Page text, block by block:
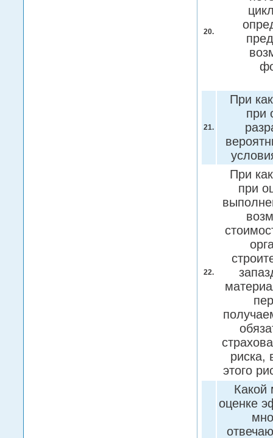
20.
21.
При
при
22.
При
при
риска,
этого
Какой
оценке